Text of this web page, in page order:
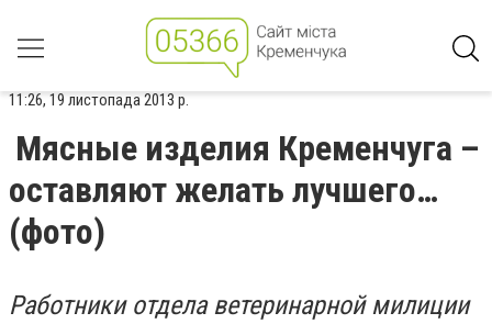
11:26, 19 листопада 2013 р.
Мясные изделия Кременчуга –
оставляют желать лучшего…
(фото)
Работники отдела ветеринарной милиции